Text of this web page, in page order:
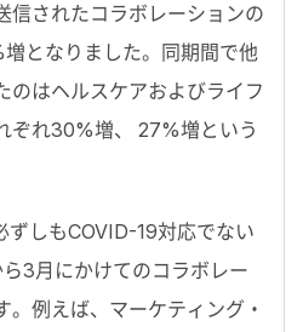
信されたコラボレーションの
となりました。同期間で他
のはヘルスケアおよびライフ
ぞれ30%増、 27%増という
しもCOVID-19対応でない
3月にかけてのコラボレー
。例えば、マーケティング・